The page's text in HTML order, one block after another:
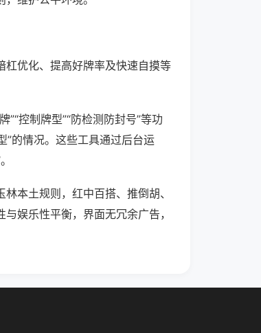
杠优化、提高好牌率及快速自摸等
控制牌型”“防检测防封号”等功
”的情况。这些工具通过后台运
本土规则，红中百搭、推倒胡、
娱乐性平衡，界面无冗余广告，